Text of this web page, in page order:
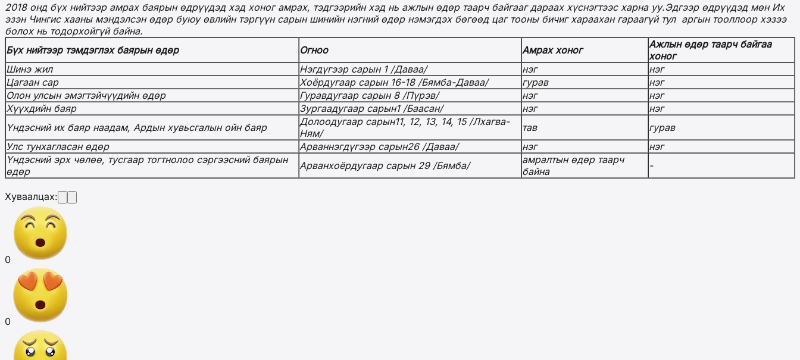
2018 онд бүх нийтээр амрах баярын өдрүүдэд хэд хоног амрах, тэдгээрийн хэд нь ажлын өдөр таарч байгааг дараах хүснэгтээс харна уу.Эдгээр өдрүүдэд мөн Их
эзэн Чингис хааны мэндэлсэн өдөр буюу өвлийн тэргүүн сарын шинийн нэгний өдөр нэмэгдэх бөгөөд цаг тооны бичиг хараахан гараагүй тул аргын тооллоор хэзээ
болох нь тодорхойгүй байна.
Бүх нийтээр тэмдэглэх баярын өдөр
Огноо Амрах хоног
Ажлын өдөр таарч байгаа
хоног
Шинэ жил
Нэгдүгээр сарын 1 /Даваа/ нэг
нэг
Цагаан сар
Хоёрдугаар сарын 16-18 /Бямба-Даваа/ гурав
нэг
Олон улсын эмэгтэйчүүдийн өдөр
Гуравдугаар сарын 8 /Пүрэв/ нэг
нэг
Хүүхдийн баяр
Зургаадугаар сарын1 /Баасан/ нэг
нэг
Үндэсний их баяр наадам, Ардын хувьсгалын ойн баяр
Долоодугаар сарын11, 12, 13, 14, 15 /Лхагва-
Ням/
тав
гурав
Улс тунхагласан өдөр
Арваннэгдүгээр сарын26 /Даваа/ нэг
нэг
Үндэсний эрх чөлөө, тусгаар тогтнолоо сэргээсний баярын
өдөр
Арванхоёрдугаар сарын 29 /Бямба/
амралтын өдөр таарч
байна
-
Хуваалцах:
0
0